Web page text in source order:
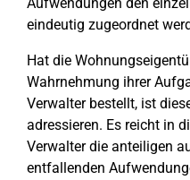
eindeutig zugeordnet
Hat die
Wahrnehmung ihrer
Verwalter bestellt, ist
adressieren. Es reicht in
Verwalter die anteiligen
entfallenden